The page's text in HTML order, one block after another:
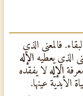
فالمعنى الذي
الذي يعطيه الإله
الإله لا يفقده
الأبديّة عينها.